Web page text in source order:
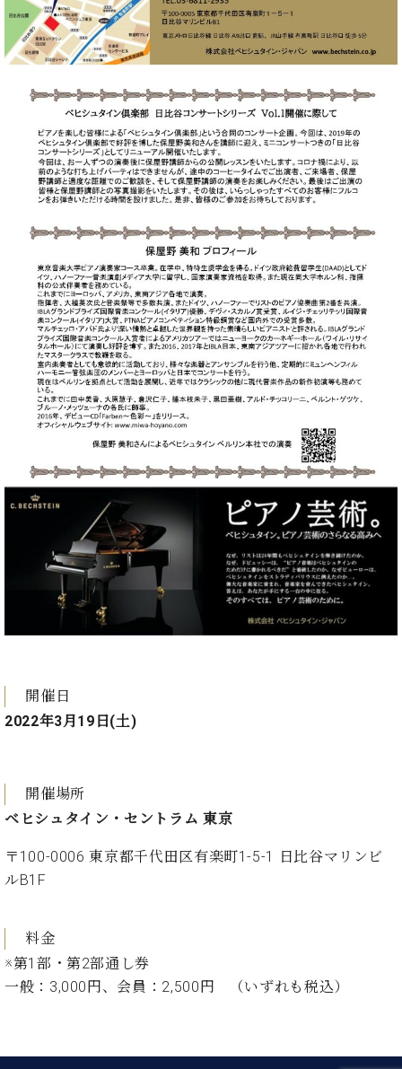
わ
せ
テ
ィ
ス
ト
ス
マ
ー
サ
ー
ビ
ス
(
調
律
)
ア
サ
ー
(調
律
師
紹
律
料
表
合
わ
せ
尾山調律師のブ
開催日
2022年3月19日(土)
開催場所
ベヒシュタイン・セントラム 東京
〒100-0006 東京都千代田区有楽町1-5-1 日比谷マリンビ
ルB1F
料金
※第1部・第2部通し券
一般：3,000円、会員：2,500円 （いずれも税込）